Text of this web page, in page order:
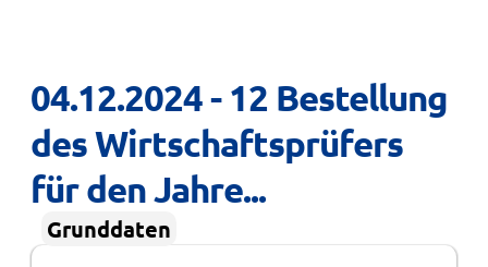
04.12.2024 - 12 Bestellung
des Wirtschaftsprüfers
für den Jahre...
Grunddaten